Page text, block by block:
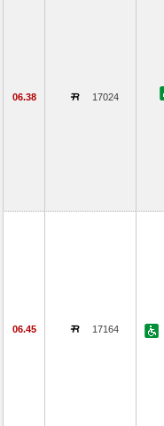
06.38 17024
06.45 17164